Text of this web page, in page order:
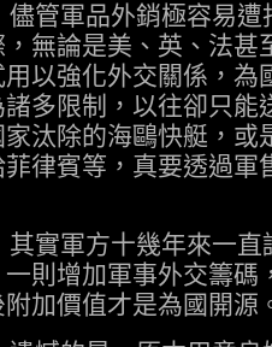
軍品外銷極容易遭
，無論是美、英、法
用以強化外交關係，為
諸多限制，以往卻只
家汰除的海鷗快艇，或
菲律賓等，真要透過軍
軍方十幾年來一直
一則增加軍事外交籌碼
附加價值才是為國開源